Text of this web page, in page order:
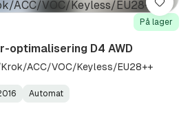
På lager
optimalisering D4 AWD
ACC/VOC/Keyless/EU28++
Automat
Lagre